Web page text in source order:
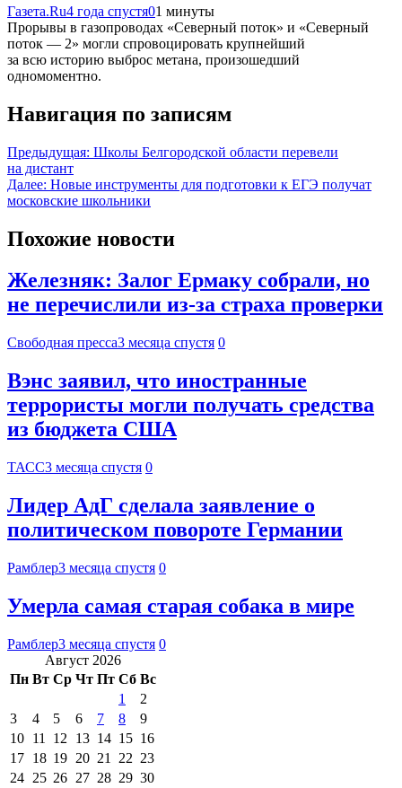
Газета.Ru4 года спустя01 минуты
Прорывы в газопроводах «Северный поток» и «Северный
поток — 2» могли спровоцировать крупнейший
за всю историю выброс метана, произошедший
одномоментно.
Навигация по записям
Предыдущая: Школы Белгородской области перевели
на дистант
Далее: Новые инструменты для подготовки к ЕГЭ получат
московские школьники
Похожие новости
Железняк: Залог Ермаку собрали, но
не перечислили из-за страха проверки
Свободная пресса3 месяца спустя 0
Вэнс заявил, что иностранные
террористы могли получать средства
из бюджета США
ТАСС3 месяца спустя 0
Лидер АдГ сделала заявление о
политическом повороте Германии
Рамблер3 месяца спустя 0
Умерла самая старая собака в мире
Рамблер3 месяца спустя 0
Август 2026
Пн Вт Ср Чт Пт Сб Вс
1
2
3
4 5 6 7 8
9
10 11 12 13 14 15 16
17 18 19 20 21 22 23
24 25 26 27 28 29 30